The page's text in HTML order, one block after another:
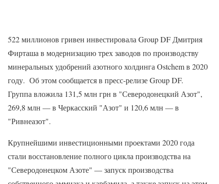
522 миллионов гривен инвестировала Group DF Дмитрия
Фирташа в модернизацию трех заводов по производству
минеральных удобрений азотного холдинга Ostchem в 2020
году. Об этом сообщается в пресс-релизе Group DF.
Группа вложила 131,5 млн грн в "Северодонецкий Азот",
269,8 млн — в Черкасский "Азот" и 120,6 млн — в
"Ривнеазот".
Крупнейшими инвестиционными проектами 2020 года
стали восстановление полного цикла производства на
"Северодонецком Азоте" — запуск производства